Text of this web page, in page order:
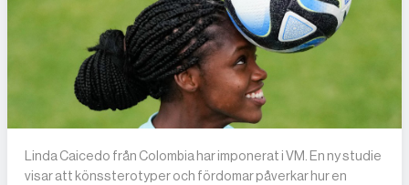
Linda Caicedo från Colombia har imponerat i VM. En ny studie
visar att könssterotyper och fördomar påverkar hur en